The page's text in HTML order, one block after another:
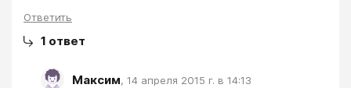
Ответить
1 ответ
Максим, 14 апреля 2015 г. в 14:13